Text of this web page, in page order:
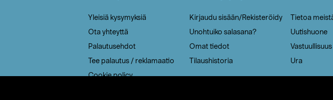
Yleisiä kysymyksiä
Ota yhteyttä
Palautusehdot
Tee palautus / reklamaatio
Cookie policy
Kirjaudu sisään/Rekisteröidy
Unohtuiko salasana?
Omat tiedot
Tilaushistoria
Tietoa
Uutishuone
Vastuullisuus
Ura